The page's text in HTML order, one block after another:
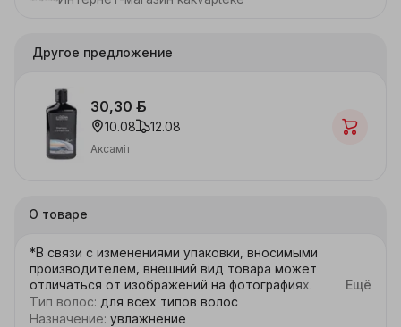
Другое предложение
30,30 ƃ
10.08 12.08
Аксаміт
О товаре
*В связи с изменениями упаковки, вносимыми
производителем, внешний вид товара может
отличаться от изображений на фотографиях.
Средство с прекрасным ароматом, делает волосы и
Ещё
Тип волос: для всех типов волос
Назначение: увлажнение